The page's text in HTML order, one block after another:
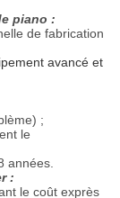
piano :
de fabrication
avancé et
;
le
années.
:
le coût exprès